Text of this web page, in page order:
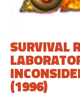
SURVIVAL
(1996)